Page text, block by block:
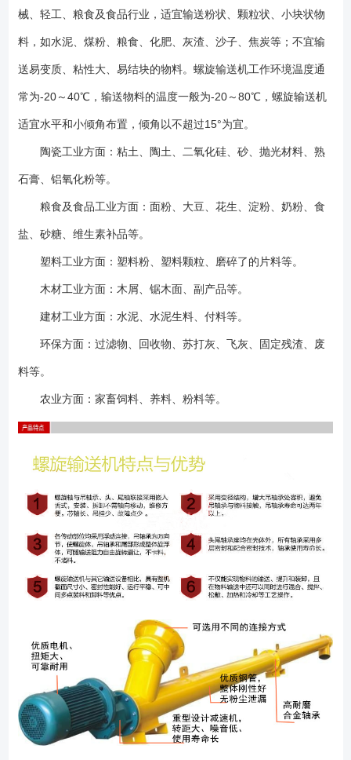
许，将驱动装置安放在出料端，因驱动装置及出料口装在头节（有止推轴
个部分又有几种不同的长度。各个螺旋节的布置次序遵循按螺旋节长度的
大小依次排列和把相同规格的螺旋节排在一起的原则，安装时从头部开
接头的法兰处，进料口也不应布置在吊轴承上方。 LS型螺旋输送机是
按照JB/T679-95《螺旋输送机》标准设计制造，是GX型螺旋输送机的换代
产品。 头部及尾部轴承移至壳体外，吊轴承采用滑动轴承，没有防尘
轴与滑块连接，拆卸螺旋时，不用移动驱动装置，拆卸吊轴承时不用移动
螺旋，不拆卸盖板可以润滑吊轴承，整机可靠性高，寿命长，适应性强，
种： C1制法—螺旋输送机长度小于35m时，单端驱动。 C2制法—
螺旋输送机大于35m时，双端驱动。 2， 按LS型螺旋输送机中间吊轴
承种类分为： M1—为滚动吊轴承，采用80000型密封轴承，轴盖上另
封效果好，吊轴承寿命长，输送物料温度≤80℃（订货时可不注明）
M2—为滑动吊轴承，设防尘密封装置，常用在输送物料温度比较高（＞
LS100、LS160、LS200、LS250、LS315、LS400、LS500、LS630、
LS800、LS1000、LS1250 LS型螺旋输送机的主要部分特征：
上。 2、浮动联轴器：将动力传递给螺旋机，它的两个半联轴器用铸钢
角钢及钢板焊接而成，焊接固定在机壳上，进料口的位置可依用户要求而
变更，进料口上端有螺孔，以便和其它加料装置相连。 4、头节：主要
有止推轴承，螺旋及壳体三部分，止推轴承由两个单列圆锥滚子轴承构
成。它承受物料移动时的轴向推力和驱动装置附加的悬臂载荷。 5、壳
体：包括机壳和机盖两部分，它是由钢板和角钢焊接而成，用心以承载物
料和防止物尘飞出。 6、吊轴承：它是具有特殊结构形式的滑动轴承，
件。 S制法：实体螺旋，螺距等于0.8倍螺旋直径，适用于输送粉状、
粒状、小块状物料。 D制法：带式螺旋，螺距等于1.0倍螺旋直径，适
用于输送中等块度（>60mm）及粘性，易结块的团状物料。 8、中间
节：主要有吊轴承、螺旋及壳体三部分。 9、尾节主要有平轴承、螺
旋、吊轴承、壳体四部分。其中平轴承用以支承尾部螺旋并补偿整台螺旋
机轴向长度的变化。 10、出料口：由角钢和钢板焊接而成，焊接在机
械、轻工、粮食及食品行业，适宜输送粉状、颗粒状、小块状物
料，如水泥、煤粉、粮食、化肥、灰渣、沙子、焦炭等；不宜输
送易变质、粘性大、易结块的物料。螺旋输送机工作环境温度通
常为-20～40℃，输送物料的温度一般为-20～80℃，螺旋输送机
适宜水平和小倾角布置，倾角以不超过15°为宜。
陶瓷工业方面：粘土、陶土、二氧化硅、砂、抛光材料、熟
石膏、铝氧化粉等。
粮食及食品工业方面：面粉、大豆、花生、淀粉、奶粉、食
盐、砂糖、维生素补品等。
塑料工业方面：塑料粉、塑料颗粒、磨碎了的片料等。
木材工业方面：木屑、锯木面、副产品等。
建材工业方面：水泥、水泥生料、付料等。
环保方面：过滤物、回收物、苏打灰、飞灰、固定残渣、废
料等。
农业方面：家畜饲料、养料、粉料等。